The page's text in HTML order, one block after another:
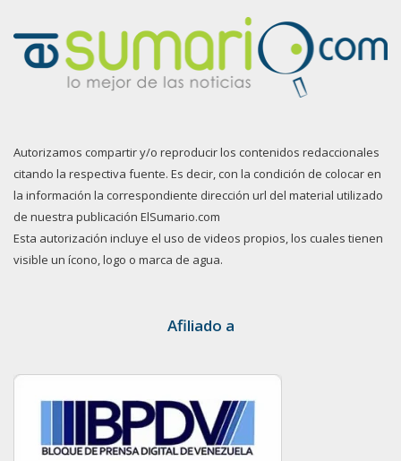
Autorizamos compartir y/o reproducir los contenidos redaccionales
citando la respectiva fuente. Es decir, con la condición de colocar en
la información la correspondiente dirección url del material utilizado
de nuestra publicación ElSumario.com
Esta autorización incluye el uso de videos propios, los cuales tienen
visible un ícono, logo o marca de agua.
Afiliado a